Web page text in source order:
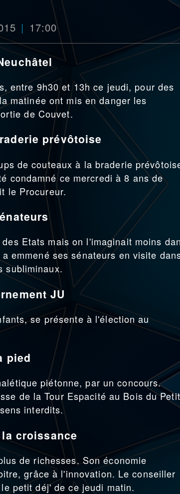
17:00
entre 9h30 et 13h ce jeudi, pour des
matinée ont mis en danger les
de Couvet.
prévôtoise
de couteaux à la braderie
condamné ce mercredi à 8 ans de
le Procureur.
Etats mais on l'imaginait moins
emmené ses sénateurs en visite
subliminaux.
JU
se présente à l'élection au
pied
piétonne, par un concours.
de la Tour Espacité au Bois du
interdits.
croissance
de richesses. Son économie
grâce à l'innovation. Le conseiller
petit déj' de ce jeudi matin.